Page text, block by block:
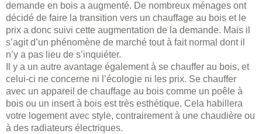
demande en bois a augmenté. De nombreux ménages ont
décidé de faire la transition vers un chauffage au bois et le
prix a donc suivi cette augmentation de la demande. Mais il
s’agit d’un phénomène de marché tout à fait normal dont il
n’y a pas lieu de s’inquiéter.
Il y a un autre avantage également à se chauffer au bois, et
celui-ci ne concerne ni l’écologie ni les prix. Se chauffer
avec un appareil de chauffage au bois comme un poêle à
bois ou un insert à bois est très esthétique. Cela habillera
votre logement avec style, contrairement à une chaudière ou
à des radiateurs électriques.